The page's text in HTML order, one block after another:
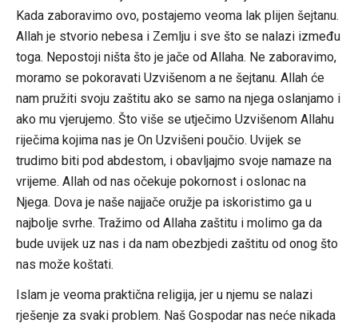
Kada zaboravimo ovo, postajemo veoma lak plijen šejtanu.
Allah je stvorio nebesa i Zemlju i sve što se nalazi između
toga. Nepostoji ništa što je jače od Allaha. Ne zaboravimo,
moramo se pokoravati Uzvišenom a ne šejtanu. Allah će
nam pružiti svoju zaštitu ako se samo na njega oslanjamo i
ako mu vjerujemo. Što više se utječimo Uzvišenom Allahu
riječima kojima nas je On Uzvišeni poučio. Uvijek se
trudimo biti pod abdestom, i obavljajmo svoje namaze na
vrijeme. Allah od nas očekuje pokornost i oslonac na
Njega. Dova je naše najjače oružje pa iskoristimo ga u
najbolje svrhe. Tražimo od Allaha zaštitu i molimo ga da
bude uvijek uz nas i da nam obezbjedi zaštitu od onog što
nas može koštati.
Islam je veoma praktična religija, jer u njemu se nalazi
rješenje za svaki problem. Naš Gospodar nas neće nikada